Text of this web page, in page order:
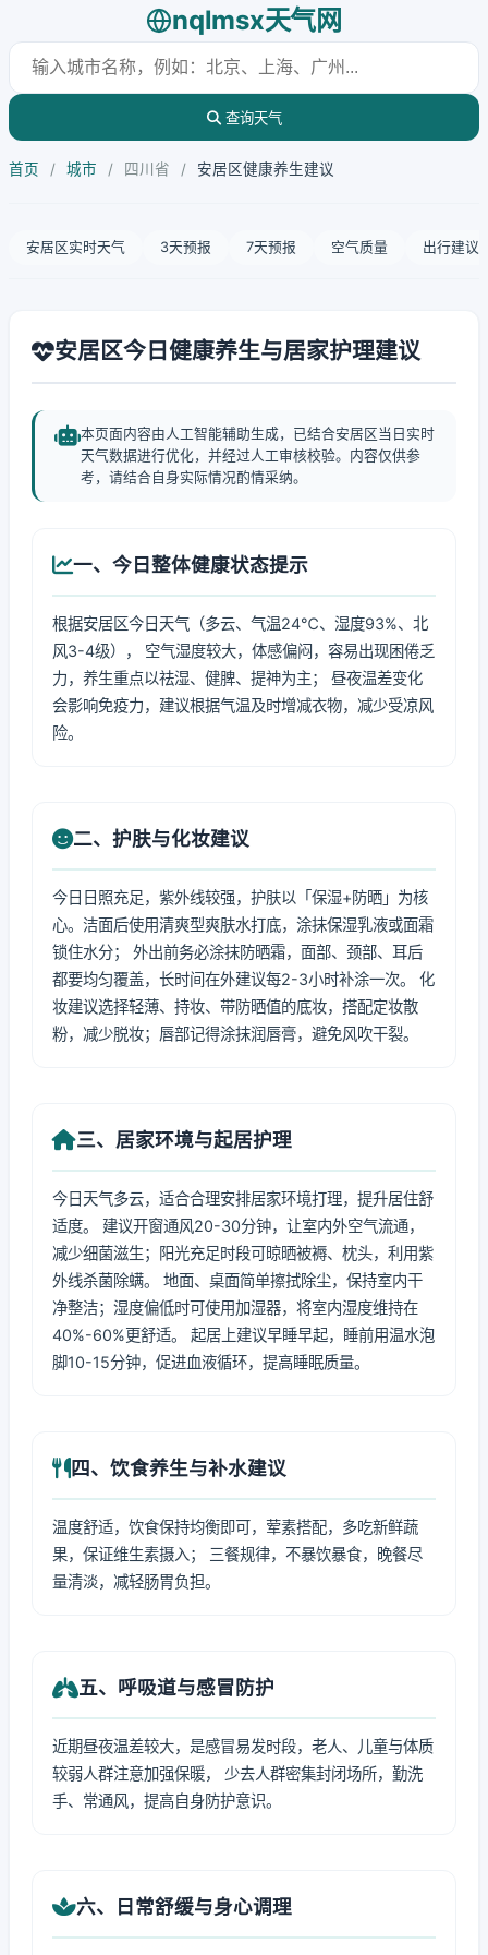
nqlmsx天气网
查询天气
首页 / 城市 / 四川省 / 安居区健康养生建议
安居区实时天气 3天预报 7天预报 空气质量 出行建议
安居区今日健康养生与居家护理建议
本页面内容由人工智能辅助生成，已结合安居区当日实时
天气数据进行优化，并经过人工审核校验。内容仅供参
考，请结合自身实际情况酌情采纳。
一、今日整体健康状态提示
根据安居区今日天气（多云、气温24℃、湿度93%、北
风3-4级）， 空气湿度较大，体感偏闷，容易出现困倦乏
力，养生重点以祛湿、健脾、提神为主； 昼夜温差变化
会影响免疫力，建议根据气温及时增减衣物，减少受凉风
险。
二、护肤与化妆建议
今日日照充足，紫外线较强，护肤以「保湿+防晒」为核
心。洁面后使用清爽型爽肤水打底，涂抹保湿乳液或面霜
锁住水分； 外出前务必涂抹防晒霜，面部、颈部、耳后
都要均匀覆盖，长时间在外建议每2-3小时补涂一次。 化
妆建议选择轻薄、持妆、带防晒值的底妆，搭配定妆散
粉，减少脱妆；唇部记得涂抹润唇膏，避免风吹干裂。
三、居家环境与起居护理
今日天气多云，适合合理安排居家环境打理，提升居住舒
适度。 建议开窗通风20-30分钟，让室内外空气流通，
减少细菌滋生；阳光充足时段可晾晒被褥、枕头，利用紫
外线杀菌除螨。 地面、桌面简单擦拭除尘，保持室内干
净整洁；湿度偏低时可使用加湿器，将室内湿度维持在
40%-60%更舒适。 起居上建议早睡早起，睡前用温水泡
脚10-15分钟，促进血液循环，提高睡眠质量。
四、饮食养生与补水建议
温度舒适，饮食保持均衡即可，荤素搭配，多吃新鲜蔬
果，保证维生素摄入； 三餐规律，不暴饮暴食，晚餐尽
量清淡，减轻肠胃负担。
五、呼吸道与感冒防护
近期昼夜温差较大，是感冒易发时段，老人、儿童与体质
较弱人群注意加强保暖， 少去人群密集封闭场所，勤洗
手、常通风，提高自身防护意识。
六、日常舒缓与身心调理